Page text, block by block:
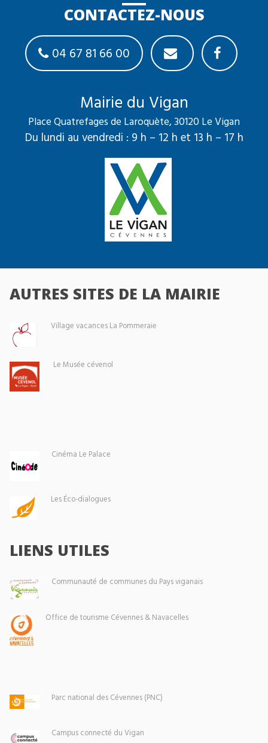
CONTACTEZ-NOUS
04 67 81 66 00
Mairie du Vigan
Place Quatrefages de Laroquète, 30120 Le Vigan
Du lundi au vendredi : 9 h – 12 h et 13 h – 17 h
AUTRES SITES DE LA MAIRIE
Village vacances La Pommeraie
Le Musée cévenol
Cinéma Le Palace
Les Éco-dialogues
LIENS UTILES
Communauté de communes du Pays viganais
Office de tourisme Cévennes & Navacelles
Parc national des Cévennes (PNC)
Campus connecté du Vigan